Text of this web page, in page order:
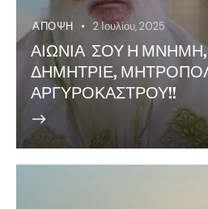
ΆΠΟΨΗ 2 Ιουλίου, 2025
ΑΙΩΝΙΑ ΣΟΥ Η
ΔΗΜΗΤΡΙΕ,
ΑΡΓΥΡΟΚΑΣΤΡΟΥ!!